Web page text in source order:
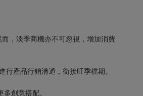
，淡季商機亦不可忽視，增加消費
產品行銷溝通，銜接旺季檔期。
創意搭配。